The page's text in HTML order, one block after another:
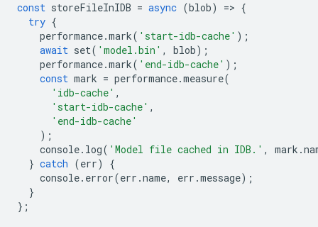
const storeFileInIDB = async (blob) => {
try {
performance.mark( 'start-idb-cache' );
await set( 'model.bin' , blob);
performance.mark( 'end-idb-cache' );
const mark = performance.measure(
'idb-cache' ,
'start-idb-cache' ,
'end-idb-cache'
);
console. log( 'Model file cached in IDB.' , mark .
} catch (err)
{
console. error(err .name, err .message);
}
};